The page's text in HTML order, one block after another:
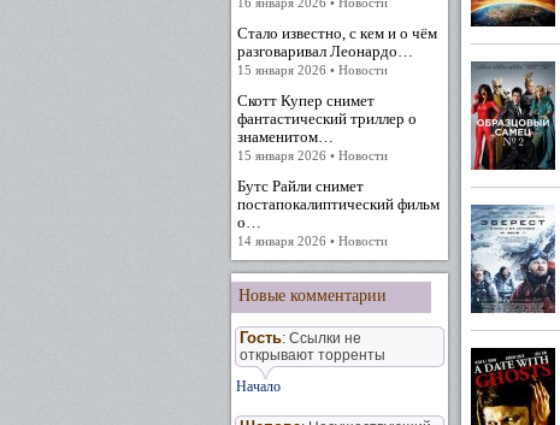
Стало известно, с кем и о чём
разговаривал Леонардо…
15 января 2026 • Новости
Скотт Купер снимет
фантастический триллер о
знаменитом…
15 января 2026 • Новости
Бутс Райли снимет
постапокалиптический фильм
о…
14 января 2026 • Новости
Новые комментарии
Гость: Ссылки не
открывают торренты
Начало